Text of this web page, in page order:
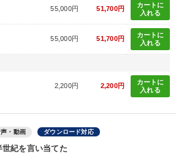
55,000円 51,700円
カートに
入れる
55,000円 51,700円
カートに
入れる
2,200円 2,200円
カートに
入れる
・動画 ダウンロード対応
世紀を言い当てた